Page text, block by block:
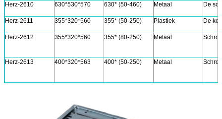
Herz-2610 630*530*570 630* (50-460) Metaal De
Herz-2611 355*320*560 355* (50-250) Plastiek De
Herz-2612 355*320*560 355* (80-250) Metaal
Herz-2613 400*320*563 400* (50-250) Metaal